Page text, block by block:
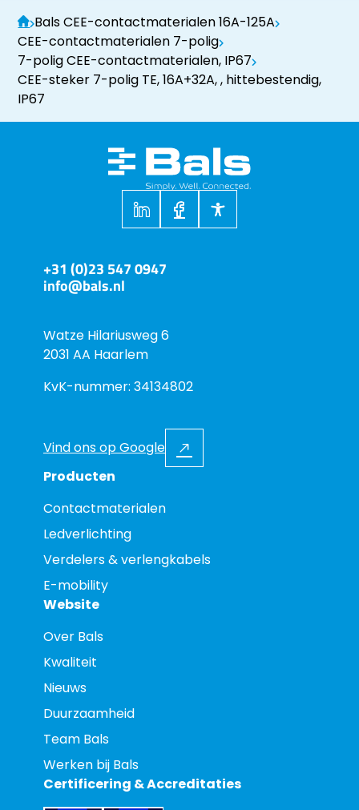
Bals CEE-contactmaterialen 16A-125A
CEE-contactmaterialen 7-polig
7-polig CEE-contactmaterialen, IP67
CEE-steker 7-polig TE, 16A+32A, , hittebestendig,
IP67
+31 (0)23 547 0947
info@bals.nl
Watze Hilariusweg 6
2031 AA Haarlem
KvK-nummer: 34134802
Vind ons op Google
Producten
Contactmaterialen
Ledverlichting
Verdelers & verlengkabels
E-mobility
Website
Over Bals
Kwaliteit
Nieuws
Duurzaamheid
Team Bals
Werken bij Bals
Certificering & Accreditaties